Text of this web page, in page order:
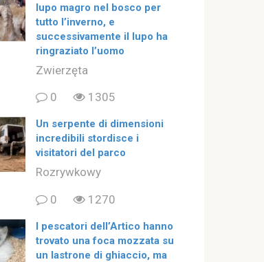
lupo magro nel bosco per
tutto l’inverno, e
successivamente il lupo ha
ringraziato l’uomo
Zwierzęta
0
1305
Un serpente di dimensioni
incredibili stordisce i
visitatori del parco
Rozrywkowy
0
1270
I pescatori dell’Artico hanno
trovato una foca mozzata su
un lastrone di ghiaccio, ma